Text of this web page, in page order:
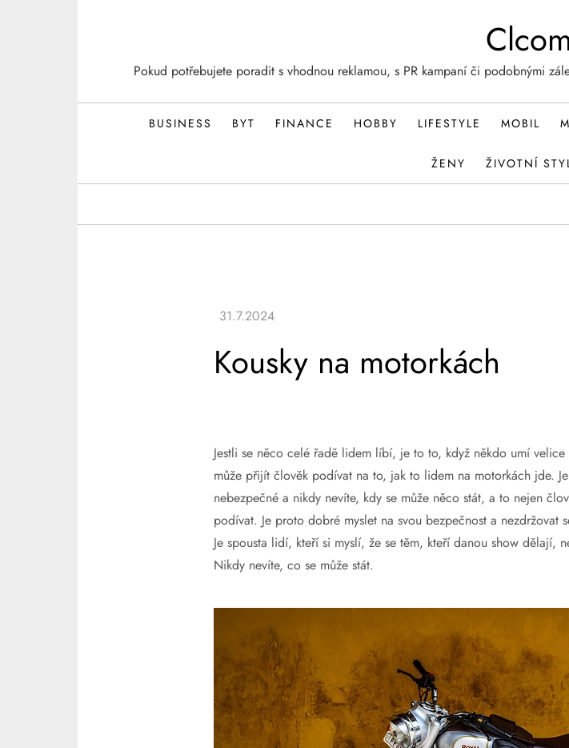
Pokud potřebujete poradit s vhodnou reklamou, s PR kampaní či podobnými
BUSINESS BYT FINANCE HOBBY LIFESTYLE MOBIL
ŽENY ŽIVOTNÍ
Kousky na motorkách
Jestli se něco celé řadě lidem líbí, je to to, když někdo umí velice
může přijít člověk podívat na to, jak to lidem na motorkách jde.
nebezpečné a nikdy nevíte, kdy se může něco stát, a to nejen
podívat. Je proto dobré myslet na svou bezpečnost a
Je spousta lidí, kteří si myslí, že se těm, kteří danou show dělají,
Nikdy nevíte, co se může stát.